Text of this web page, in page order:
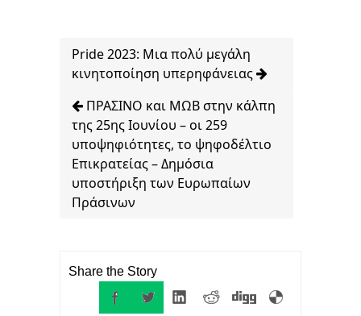
Pride 2023: Μια πολύ μεγάλη
κινητοποίηση υπερηφάνειας
ΠΡΑΣΙΝΟ και ΜΩΒ στην κάλπη
της 25ης Ιουνίου – οι 259
υποψηφιότητες, το ψηφοδέλτιο
Επικρατείας – Δημόσια
υποστήριξη των Ευρωπαίων
Πράσινων
Share the Story